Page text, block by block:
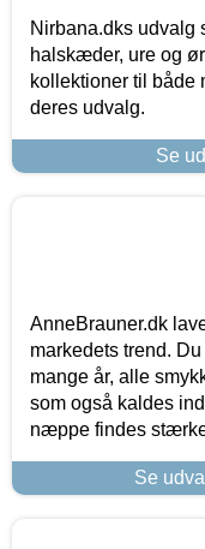
Nirbana.dks udvalg
halskæder, ure og
kollektioner til både
deres udvalg.
Se
AnneBrauner.dk
markedets trend.
mange år, alle
som også kaldes
næppe findes
Se